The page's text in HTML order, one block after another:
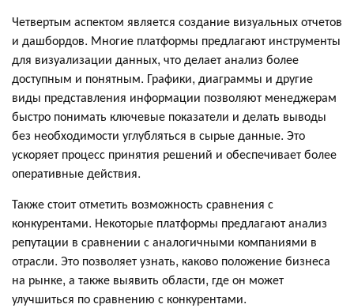
Четвертым аспектом является создание визуальных отчетов
и дашбордов. Многие платформы предлагают инструменты
для визуализации данных, что делает анализ более
доступным и понятным. Графики, диаграммы и другие
виды представления информации позволяют менеджерам
быстро понимать ключевые показатели и делать выводы
без необходимости углубляться в сырые данные. Это
ускоряет процесс принятия решений и обеспечивает более
оперативные действия.
Также стоит отметить возможность сравнения с
конкурентами. Некоторые платформы предлагают анализ
репутации в сравнении с аналогичными компаниями в
отрасли. Это позволяет узнать, каково положение бизнеса
на рынке, а также выявить области, где он может
улучшиться по сравнению с конкурентами.